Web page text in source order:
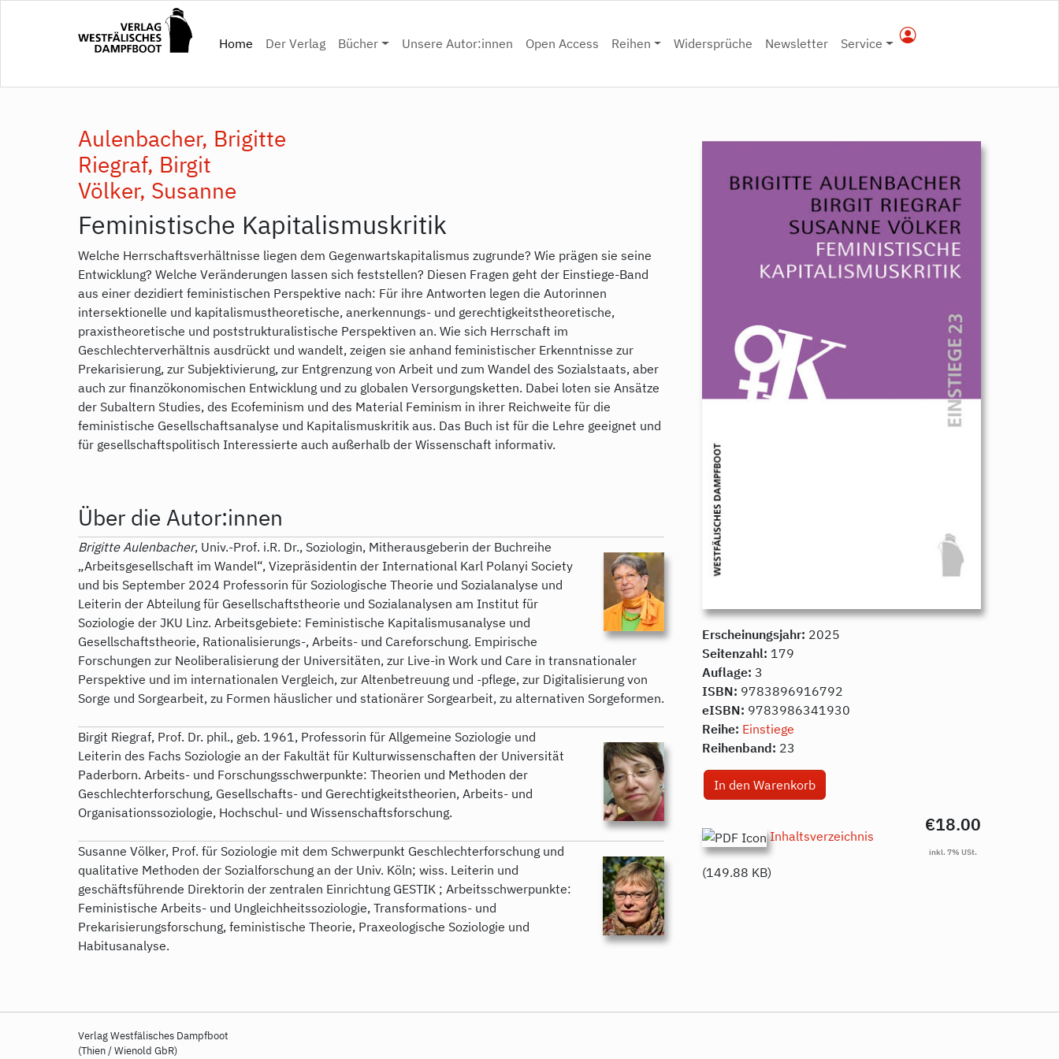
Home(current)
Der Verlag Bücher Unsere Autor:innen Open Access Reihen Widersprüche Newsletter Service
Aulenbacher, Brigitte
Riegraf, Birgit
Völker, Susanne
Feministische Kapitalismuskritik
Welche Herrschaftsverhältnisse liegen dem Gegenwartskapitalismus zugrunde? Wie prägen sie seine
Entwicklung? Welche Veränderungen lassen sich feststellen? Diesen Fragen geht der Einstiege-Band
aus einer dezidiert feministischen Perspektive nach: Für ihre Antworten legen die Autorinnen
intersektionelle und kapitalismustheoretische, anerkennungs- und gerechtigkeitstheoretische,
praxistheoretische und poststrukturalistische Perspektiven an. Wie sich Herrschaft im
Geschlechterverhältnis ausdrückt und wandelt, zeigen sie anhand feministischer Erkenntnisse zur
Prekarisierung, zur Subjektivierung, zur Entgrenzung von Arbeit und zum Wandel des Sozialstaats, aber
auch zur finanzökonomischen Entwicklung und zu globalen Versorgungsketten. Dabei loten sie Ansätze
der Subaltern Studies, des Ecofeminism und des Material Feminism in ihrer Reichweite für die
feministische Gesellschaftsanalyse und Kapitalismuskritik aus. Das Buch ist für die Lehre geeignet und
für gesellschaftspolitisch Interessierte auch außerhalb der Wissenschaft informativ.
Über die Autor:innen
Brigitte Aulenbacher, Univ.-Prof. i.R. Dr., Soziologin, Mitherausgeberin der Buchreihe
„Arbeitsgesellschaft im Wandel“, Vizepräsidentin der International Karl Polanyi Society
und bis September 2024 Professorin für Soziologische Theorie und Sozialanalyse und
Leiterin der Abteilung für Gesellschaftstheorie und Sozialanalysen am Institut für
Soziologie der JKU Linz. Arbeitsgebiete: Feministische Kapitalismusanalyse und
Gesellschaftstheorie, Rationalisierungs-, Arbeits- und Careforschung. Empirische
Forschungen zur Neoliberalisierung der Universitäten, zur Live-in Work und Care in transnationaler
Perspektive und im internationalen Vergleich, zur Altenbetreuung und -pflege, zur Digitalisierung von
Sorge und Sorgearbeit, zu Formen häuslicher und stationärer Sorgearbeit, zu alternativen Sorgeformen.
Birgit Riegraf, Prof. Dr. phil., geb. 1961, Professorin für Allgemeine Soziologie und
Leiterin des Fachs Soziologie an der Fakultät für Kulturwissenschaften der Universität
Paderborn. Arbeits- und Forschungsschwerpunkte: Theorien und Methoden der
Geschlechterforschung, Gesellschafts- und Gerechtigkeitstheorien, Arbeits- und
Organisationssoziologie, Hochschul- und Wissenschaftsforschung.
Susanne Völker, Prof. für Soziologie mit dem Schwerpunkt Geschlechterforschung und
qualitative Methoden der Sozialforschung an der Univ. Köln; wiss. Leiterin und
geschäftsführende Direktorin der zentralen Einrichtung GESTIK ; Arbeitsschwerpunkte:
Feministische Arbeits- und Ungleichheitssoziologie, Transformations- und
Prekarisierungsforschung, feministische Theorie, Praxeologische Soziologie und
Habitusanalyse.
9783896916792.jpeg
Erscheinungsjahr: 2025
Seitenzahl: 179
Auflage: 3
ISBN: 9783896916792
eISBN: 9783986341930
Reihe: Einstiege
Reihenband: 23
€18.00
Inhaltsverzeichnis
(149.88 KB)
Verlag Westfälisches Dampfboot
(Thien / Wienold GbR)